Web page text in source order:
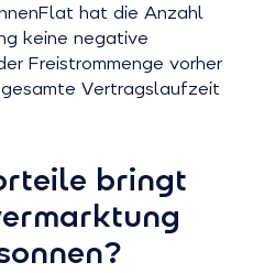
hat die Anzahl
keine negative
Freistrommenge vorher
Vertragslaufzeit
bringt